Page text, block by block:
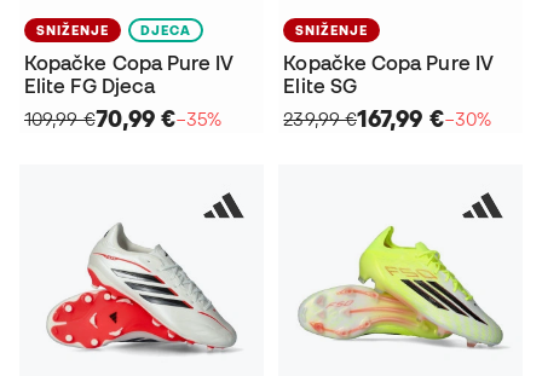
SNIŽENJE DJECA
Kopačke Copa Pure IV
Elite FG Djeca
109,99 €70,99 €−35%
SNIŽENJE
Kopačke Copa Pure IV
Elite SG
239,99 €167,99 €−30%